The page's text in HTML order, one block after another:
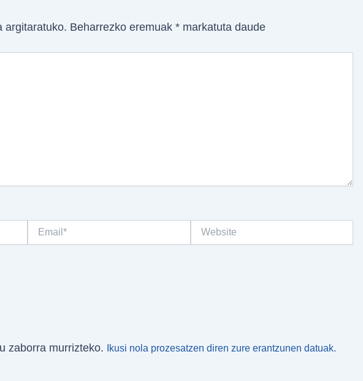
argitaratuko. Beharrezko eremuak *markatuta daude
zaborra murrizteko. Ikusi nola prozesatzen diren zure erantzunen datuak.